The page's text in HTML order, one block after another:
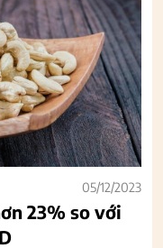
05/12/2023
23% so với